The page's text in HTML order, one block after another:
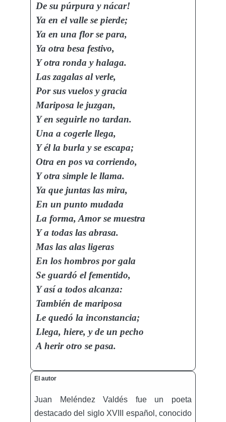
De su púrpura y nácar!
Ya en el valle se pierde;
Ya en una flor se para,
Ya otra besa festivo,
Y otra ronda y halaga.
Las zagalas al verle,
Por sus vuelos y gracia
Mariposa le juzgan,
Y en seguirle no tardan.
Una a cogerle llega,
Y él la burla y se escapa;
Otra en pos va corriendo,
Y otra simple le llama.
Ya que juntas las mira,
En un punto mudada
La forma, Amor se muestra
Y a todas las abrasa.
Mas las alas ligeras
En los hombros por gala
Se guardó el fementido,
Y así a todos alcanza:
También de mariposa
Le quedó la inconstancia;
Llega, hiere, y de un pecho
A herir otro se pasa.
El autor
Juan Meléndez Valdés fue un poeta
destacado del siglo XVIII español, conocido